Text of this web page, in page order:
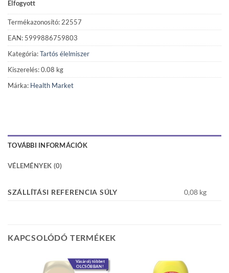
Elfogyott
Termékazonosító: 22557
EAN: 5999886759803
Kategória:Tartós élelmiszer
Kiszerelés: 0.08 kg
Márka: Health Market
TOVÁBBI INFORMÁCIÓK
VÉLEMÉNYEK (0)
SZÁLLÍTÁSI REFERENCIA SÚLY 0,08 kg
KAPCSOLÓDÓ TERMÉKEK
Vásárolj többet
OLCSÓBBAN!